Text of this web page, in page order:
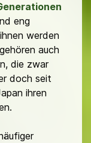
eng
werden
auch
die zwar
doch seit
ihren